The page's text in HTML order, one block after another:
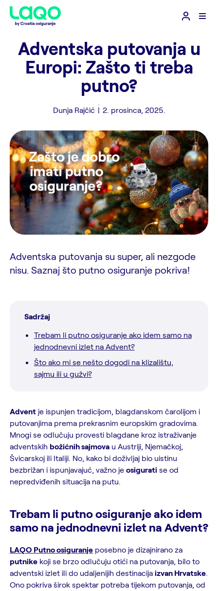
Adventska putovanja u
Europi: Zašto ti treba
putno?
Dunja Rajčić | 2. prosinca, 2025.
Adventska putovanja su super, ali nezgode
nisu. Saznaj što putno osiguranje pokriva!
Sadržaj
Trebam li putno osiguranje ako idem samo na
jednodnevni izlet na Advent?
Što ako mi se nešto dogodi na klizalištu,
sajmu ili u gužvi?
Advent je ispunjen tradicijom, blagdanskom čarolijom i
putovanjima prema prekrasnim europskim gradovima.
Mnogi se odlučuju provesti blagdane kroz istraživanje
adventskih božićnih sajmova u Austriji, Njemačkoj,
Švicarskoj ili Italiji. No, kako bi doživljaj bio uistinu
bezbrižan i ispunjavajuć, važno je osigurati se od
nepredviđenih situacija na putu.
Trebam li putno osiguranje ako idem
samo na jednodnevni izlet na Advent?
LAQO Putno osiguranje posebno je dizajnirano za
putnike koji se brzo odlučuju otići na putovanja, bilo to
adventski izlet ili do udaljenijih destinacija izvan Hrvatske.
Ono pokriva širok spektar potreba tijekom putovanja, od